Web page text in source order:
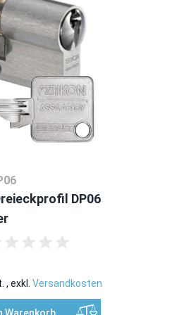
DP06
, exkl. Versandkosten